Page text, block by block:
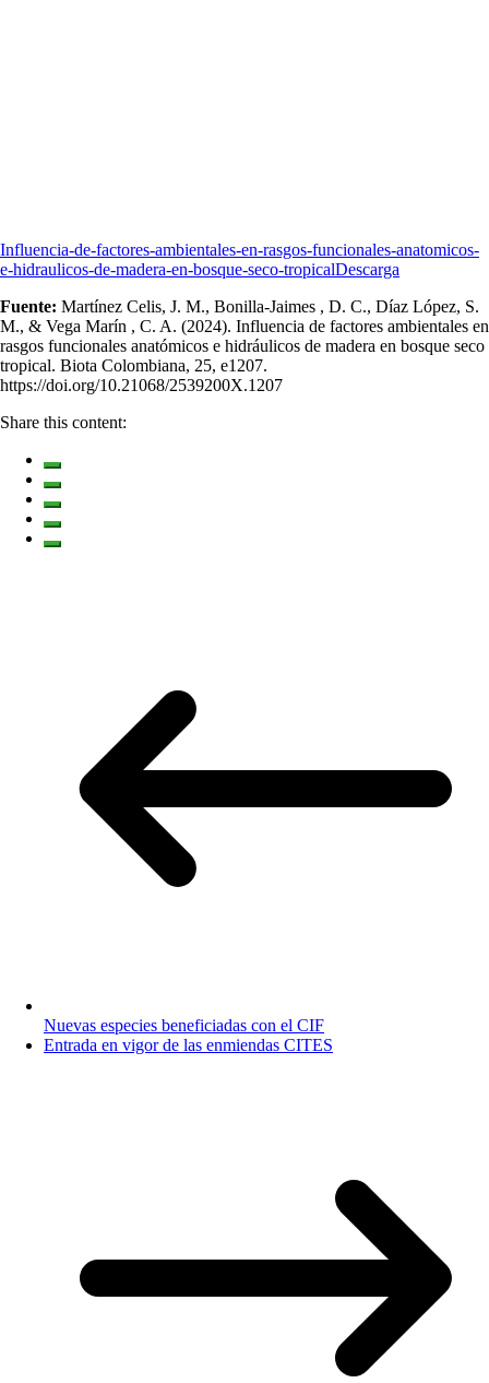
Influencia-de-factores-ambientales-en-rasgos-funcionales-anatomicos-
e-hidraulicos-de-madera-en-bosque-seco-tropicalDescarga
Fuente: Martínez Celis, J. M., Bonilla-Jaimes , D. C., Díaz López, S.
M., & Vega Marín , C. A. (2024). Influencia de factores ambientales en
rasgos funcionales anatómicos e hidráulicos de madera en bosque seco
tropical. Biota Colombiana, 25, e1207.
https://doi.org/10.21068/2539200X.1207
Share this content:
Nuevas especies beneficiadas con el CIF
Entrada en vigor de las enmiendas CITES